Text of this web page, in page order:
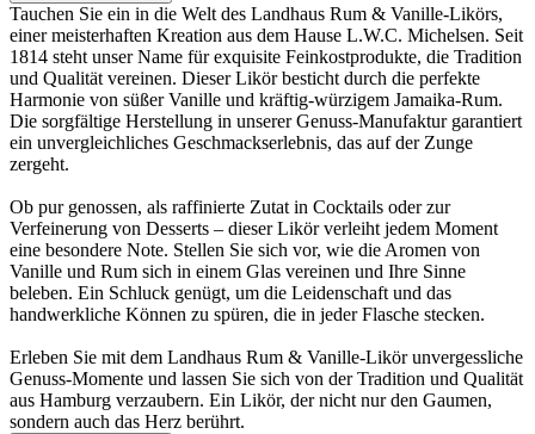
Tauchen Sie ein in die Welt des Landhaus Rum & Vanille-Likörs,
einer meisterhaften Kreation aus dem Hause L.W.C. Michelsen. Seit
1814 steht unser Name für exquisite Feinkostprodukte, die Tradition
und Qualität vereinen. Dieser Likör besticht durch die perfekte
Harmonie von süßer Vanille und kräftig-würzigem Jamaika-Rum.
Die sorgfältige Herstellung in unserer Genuss-Manufaktur garantiert
ein unvergleichliches Geschmackserlebnis, das auf der Zunge
zergeht.
Ob pur genossen, als raffinierte Zutat in Cocktails oder zur
Verfeinerung von Desserts – dieser Likör verleiht jedem Moment
eine besondere Note. Stellen Sie sich vor, wie die Aromen von
Vanille und Rum sich in einem Glas vereinen und Ihre Sinne
beleben. Ein Schluck genügt, um die Leidenschaft und das
handwerkliche Können zu spüren, die in jeder Flasche stecken.
Erleben Sie mit dem Landhaus Rum & Vanille-Likör unvergessliche
Genuss-Momente und lassen Sie sich von der Tradition und Qualität
aus Hamburg verzaubern. Ein Likör, der nicht nur den Gaumen,
sondern auch das Herz berührt.